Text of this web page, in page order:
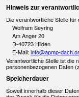
Hinweis zur
Die verantwortliche Stelle
Wolfram Seyring
Am Anger 20
D-40723 Hilden
E-Mail: info@apmp-
Verantwortliche Stelle ist die
personenbezogenen Daten
Speicherdauer
Soweit innerhalb dieser